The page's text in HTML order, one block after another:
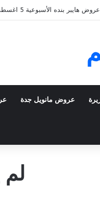
عروض هايبر بنده الأسبوعية 5 اغسطس 2026 الموافق 22 صفر 1448 Back To School
عروض مانويل جدة
لم